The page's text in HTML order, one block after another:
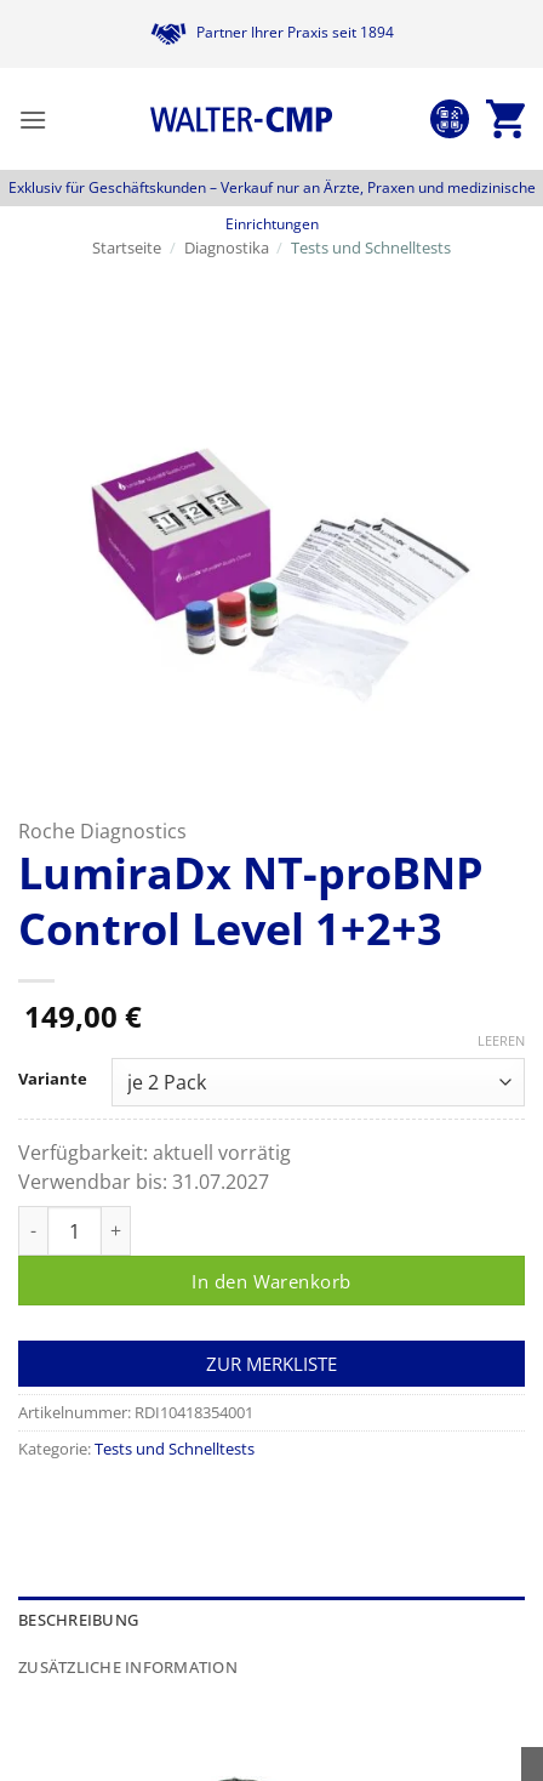
Partner Ihrer Praxis seit 1894
Exklusiv für Geschäftskunden –Verkauf nur an Ärzte, Praxen und medizinische
Einrichtungen
Startseite / Diagnostika / Tests und Schnelltests
Roche Diagnostics
LumiraDx NT-proBNP
Control Level 1+2+3
149,00 €
Variante
LEEREN
Verfügbarkeit: aktuell vorrätig
Verwendbar bis: 31.07.2027
In den Warenkorb
ZUR MERKLISTE
Artikelnummer: RDI10418354001
Kategorie:Tests und Schnelltests
BESCHREIBUNG
ZUSÄTZLICHE INFORMATION